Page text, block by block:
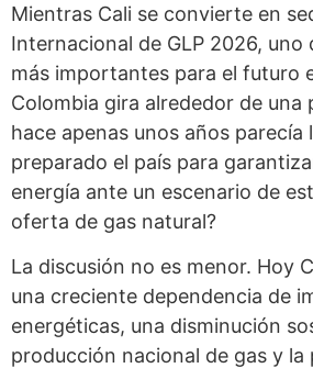
Mientras Cali se convierte en
Internacional de GLP 2026, uno
más importantes para el futuro
Colombia gira alrededor de una
hace apenas unos años parecía
preparado el país para
energía ante un escenario de
oferta de gas natural?
La discusión no es menor. Hoy
una creciente dependencia de
energéticas, una disminución
producción nacional de gas y la